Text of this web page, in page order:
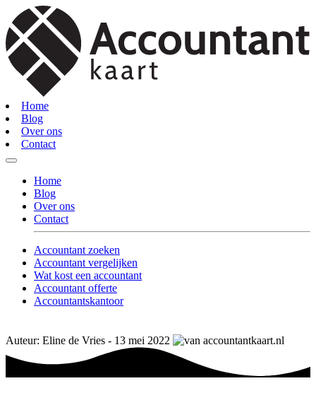
Home
Blog
Over ons
Contact
Home
Blog
Over ons
Contact
Accountant zoeken
Accountant vergelijken
Wat kost een accountant
Accountant offerte
Accountantskantoor
Auteur: Eline de Vries - 13 mei 2022